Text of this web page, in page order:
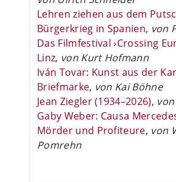
Lehren ziehen aus dem
Bürgerkrieg in Spanien, von
Das Filmfestival ›Crossing
Linz, von Kurt Hofmann
Iván Tovar: Kunst aus der
Briefmarke, von Kai Böhne
Jean Ziegler (1934–2026),
Gaby Weber: Causa
Mörder und Profiteure, von
Pomrehn